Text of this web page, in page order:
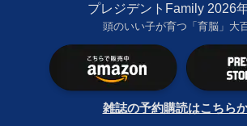
プレジデントFamily 2026
頭のいい子が育つ「育脳」大
雑誌の予約購読はこちら